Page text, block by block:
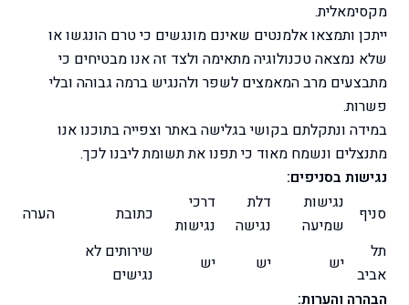
מקסימאלית.
ייתכן ותמצאו אלמנטים שאינם מונגשים כי טרם הונגשו או
שלא נמצאה טכנולוגיה מתאימה ולצד זה אנו מבטיחים כי
מתבצעים מרב המאמצים לשפר ולהנגיש ברמה גבוהה ובלי
פשרות.
במידה ונתקלתם בקושי בגלישה באתר וצפייה בתוכנו אנו
מתנצלים ונשמח מאוד כי תפנו את תשומת ליבנו לכך.
נגישות בסניפים:
סניף
נגישות
שמיעה
דלת
נגישה
דרכי
נגישות
כתובת
הערה
תל
אביב
יש יש יש
שירותים לא
נגישים
הבהרה והערות: